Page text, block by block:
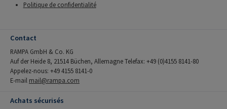
Politique de confidentialité
Contact
RAMPA GmbH & Co. KG
Auf der Heide 8, 21514 Büchen, Allemagne Telefax: +49 (0)4155 8141-80
Appelez-nous: +49 4155 8141-0
E-mail mail@rampa.com
Achats sécurisés